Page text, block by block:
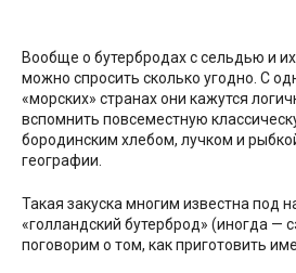
Вообще о бутербродах с сельдью и
можно спросить сколько угодно. С
«морских» странах они кажутся
вспомнить повсеместную
бородинским хлебом, лучком и
географии.
Такая закуска многим известна под
«голландский бутерброд» (иногда —
поговорим о том, как приготовить